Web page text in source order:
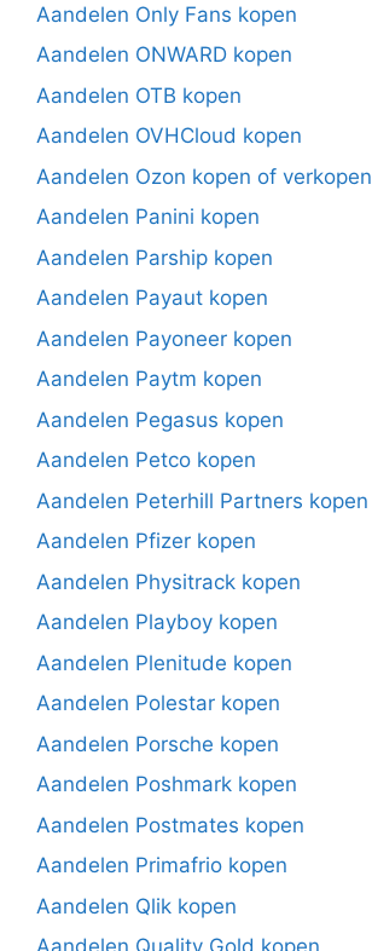
Aandelen Only Fans kopen
Aandelen ONWARD kopen
Aandelen OTB kopen
Aandelen OVHCloud kopen
Aandelen Ozon kopen of verkopen
Aandelen Panini kopen
Aandelen Parship kopen
Aandelen Payaut kopen
Aandelen Payoneer kopen
Aandelen Paytm kopen
Aandelen Pegasus kopen
Aandelen Petco kopen
Aandelen Peterhill Partners kopen
Aandelen Pfizer kopen
Aandelen Physitrack kopen
Aandelen Playboy kopen
Aandelen Plenitude kopen
Aandelen Polestar kopen
Aandelen Porsche kopen
Aandelen Poshmark kopen
Aandelen Postmates kopen
Aandelen Primafrio kopen
Aandelen Qlik kopen